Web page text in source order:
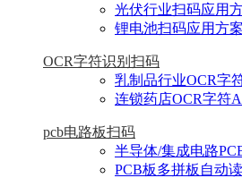
光伏行业扫码应用
锂电池扫码应用方案
OCR字符识别扫码
乳制品行业OCR字
连锁药店OCR字符
pcb电路板扫码
半导体/集成电路
PCB板多拼板自动